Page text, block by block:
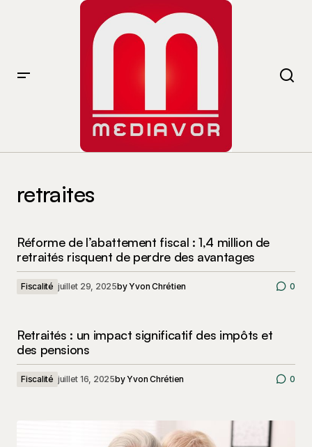
retraites
Réforme de l’abattement fiscal : 1,4 million de
retraités risquent de perdre des avantages
Fiscalité juillet 29, 2025byYvon Chrétien 0
Retraités : un impact significatif des impôts et
des pensions
Fiscalité juillet 16, 2025byYvon Chrétien 0